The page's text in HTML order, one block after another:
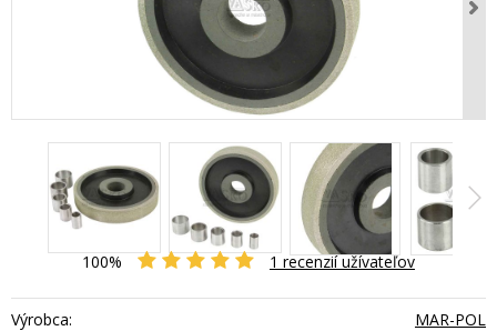
100% 1 recenzií užívateľov
Výrobca:
MAR-POL